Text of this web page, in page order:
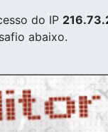
do IP
abaixo.